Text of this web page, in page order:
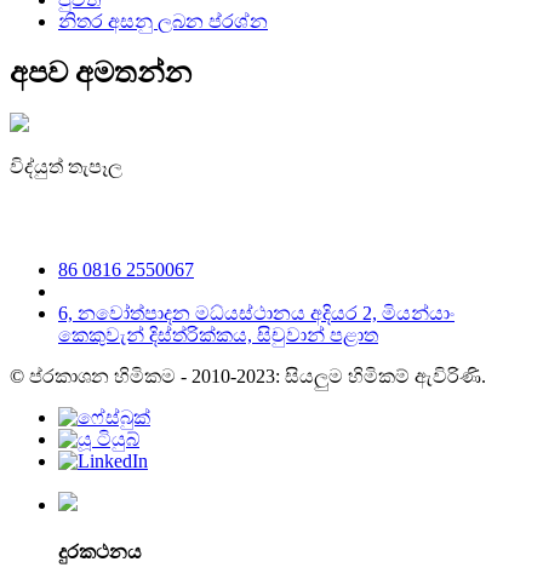
නිතර අසනු ලබන ප්රශ්න
අපව අමතන්න
විද්යුත් තැපෑල
86 0816 2550067
6, නවෝත්පාදන මධ්යස්ථානය අදියර 2, මියන්යාං
කෙකුවැන් දිස්ත්රික්කය, සිචුවාන් පළාත
© ප්රකාශන හිමිකම - 2010-2023: සියලුම හිමිකම් ඇවිරිණි.
දුරකථනය